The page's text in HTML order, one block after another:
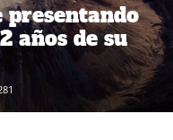
presentando
años de su